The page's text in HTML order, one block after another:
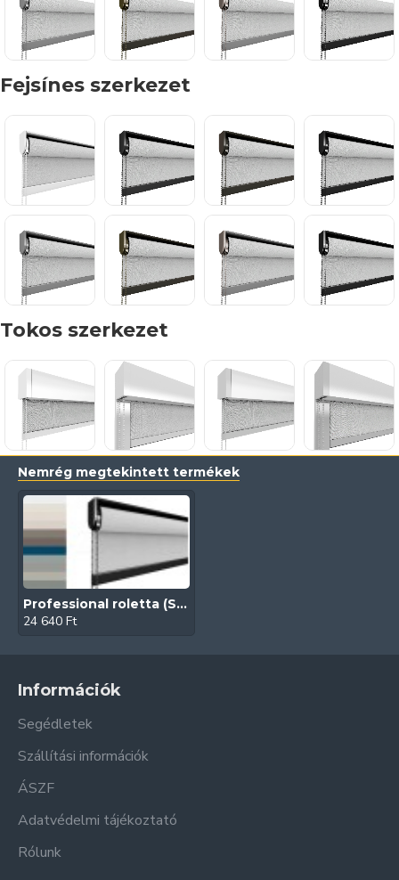
Fejsínes szerkezet
Tokos szerkezet
Nemrég megtekintett termékek
Professional roletta (Spectrum FR)
24 640 Ft
Információk
Segédletek
Szállítási információk
ÁSZF
Adatvédelmi tájékoztató
Rólunk